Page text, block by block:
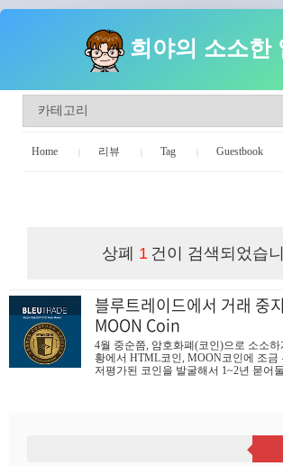
희야의 소소한
Home 리뷰 Tag Guestbook
상폐 1 건이 검색되었습
블루트레이드에서 거래 중
MOON Coin
4월 중순쯤, 암호화폐(코인)으로 소소
황에서 HTML코인, MOON코인에 조금
저평가된 코인을 발굴해서 1~2년 묻어
앞으로 1~2년 혹은 5년 정도 뒤에 비트
장을 해도 어마어마한 투자수익을 낼
한 HTML Coin과 MOON coin... 매수 후